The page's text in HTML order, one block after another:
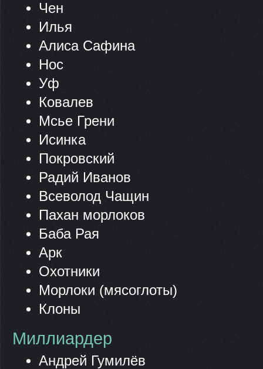
Чен
Илья
Алиса Сафина
Нос
Уф
Ковалев
Мсье Грени
Исинка
Покровский
Радий Иванов
Всеволод Чащин
Пахан морлоков
Баба Рая
Арк
Охотники
Морлоки (мясоглоты)
Клоны
Миллиардер
Андрей Гумилёв